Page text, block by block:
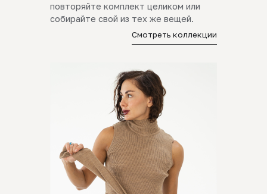
повторяйте комплект целиком или
собирайте свой из тех же вещей.
Смотреть коллекции